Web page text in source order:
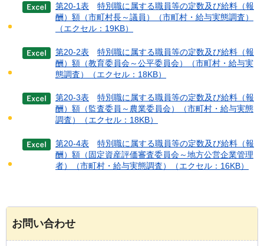
第20-1表
特別職に属する職員等の定数及び給料（報
酬）額（市町村長～議員）（市町村・給与実態調査）
（エクセル：19KB）
第20-2表
特別職に属する職員等の定数及び給料（報
酬）額（教育委員会～公平委員会）（市町村・給与実
態調査）
（エクセル：18KB）
第20-3表
特別職に属する職員等の定数及び給料（報
酬）額（監査委員～農業委員会）（市町村・給与実態
調査）
（エクセル：18KB）
第20-4表
特別職に属する職員等の定数及び給料（報
酬）額（固定資産評価審査委員会～地方公営企業管理
者）（市町村・給与実態調査）
（エクセル：16KB）
お問い合わせ